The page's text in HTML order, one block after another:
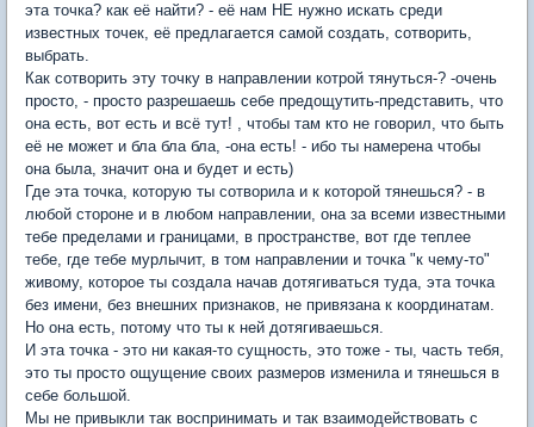
эта точка? как её найти? - её нам НЕ нужно искать среди
известных точек, её предлагается самой создать, сотворить,
выбрать.
Как сотворить эту точку в направлении котрой тянуться-? -очень
просто, - просто разрешаешь себе предощутить-представить, что
она есть, вот есть и всë тут! , чтобы там кто не говорил, что быть
её не может и бла бла бла, -она есть! - ибо ты намерена чтобы
она была, значит она и будет и есть)
Где эта точка, которую ты сотворила и к которой тянешься? - в
любой стороне и в любом направлении, она за всеми известными
тебе пределами и границами, в пространстве, вот где теплее
тебе, где тебе мурлычит, в том направлении и точка "к чему-то"
живому, которое ты создала начав дотягиваться туда, эта точка
без имени, без внешних признаков, не привязана к координатам.
Но она есть, потому что ты к ней дотягиваешься.
И эта точка - это ни какая-то сущность, это тоже - ты, часть тебя,
это ты просто ощущение своих размеров изменила и тянешься в
себе большой.
Мы не привыкли так воспринимать и так взаимодействовать с